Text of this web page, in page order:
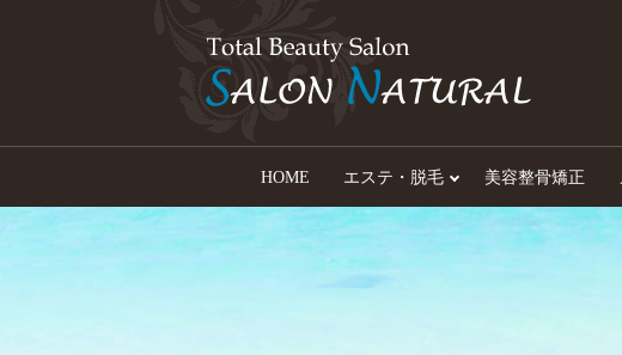
HOME エステ・脱毛 美容整骨矯正